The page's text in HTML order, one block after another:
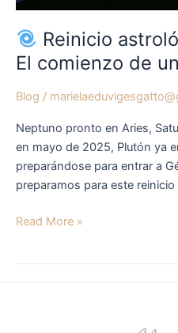
Reinicio
El comienzo de
Blog /
Neptuno pronto en Aries,
en mayo de 2025, Plutón ya
preparándose para entrar a
preparamos para este
Read More »